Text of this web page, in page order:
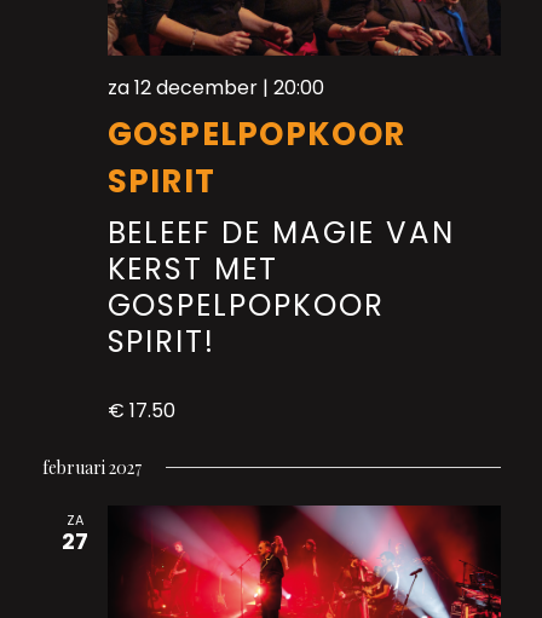
za 12 december | 20:00
GOSPELPOPKOOR
SPIRIT
BELEEF DE MAGIE VAN
KERST MET
GOSPELPOPKOOR
SPIRIT!
€ 17.50
februari 2027
ZA
27